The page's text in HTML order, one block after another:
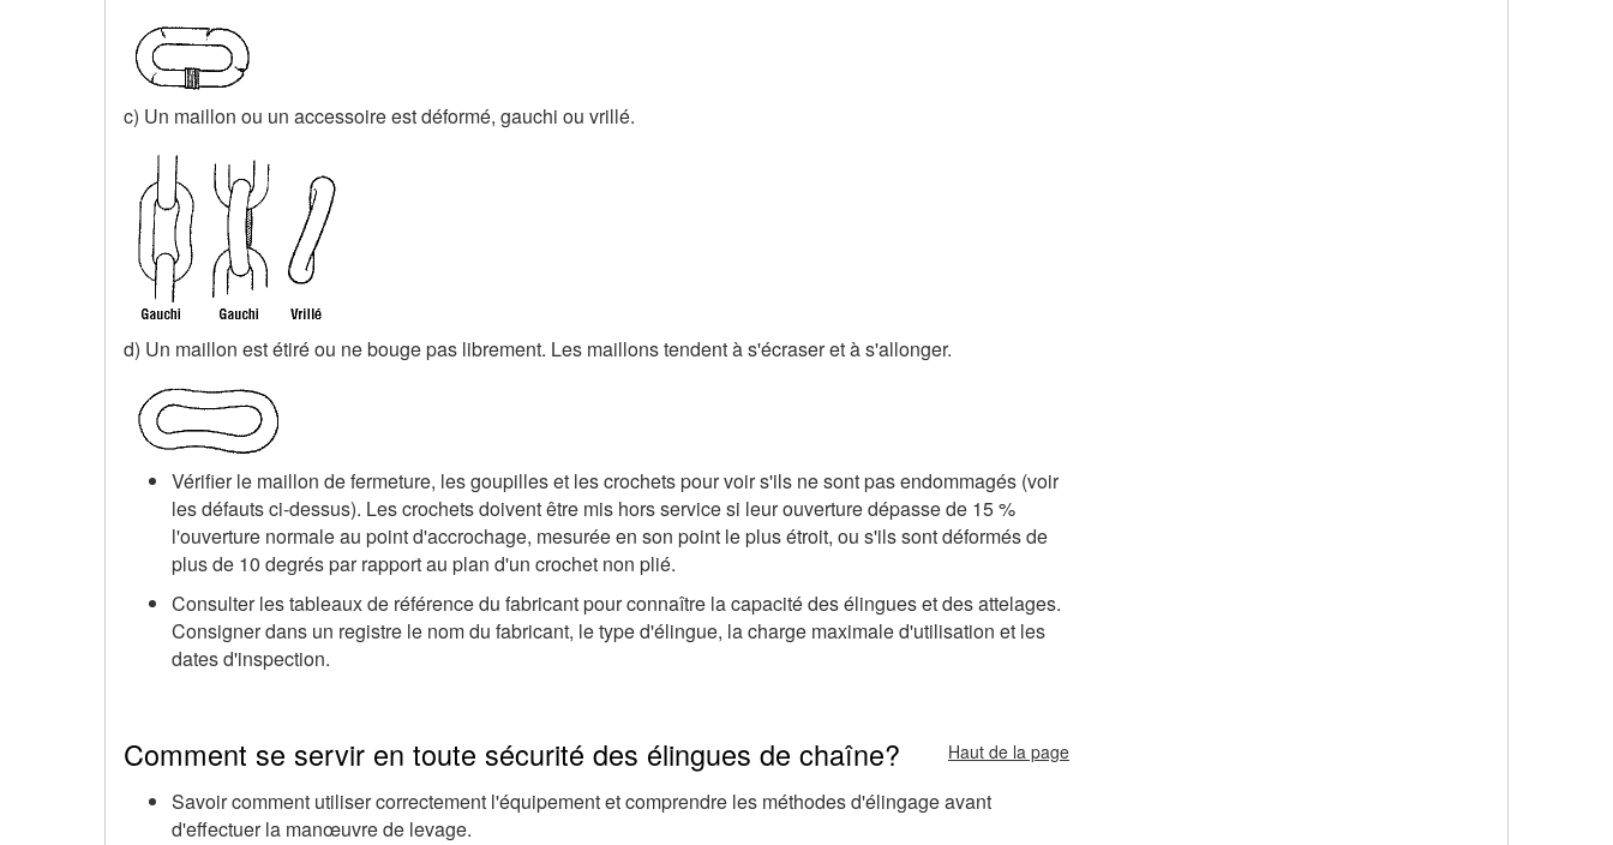
c) Un maillon ou un accessoire est déformé, gauchi ou vrillé.
d) Un maillon est étiré ou ne bouge pas librement. Les maillons tendent à s'écraser et à s'allonger.
Vérifier le maillon de fermeture, les goupilles et les crochets pour voir s'ils ne sont pas endommagés (voir
les défauts ci-dessus). Les crochets doivent être mis hors service si leur ouverture dépasse de 15 %
l'ouverture normale au point d'accrochage, mesurée en son point le plus étroit, ou s'ils sont déformés de
plus de 10 degrés par rapport au plan d'un crochet non plié.
Consulter les tableaux de référence du fabricant pour connaître la capacité des élingues et des attelages.
Consigner dans un registre le nom du fabricant, le type d'élingue, la charge maximale d'utilisation et les
dates d'inspection.
Comment se servir en toute sécurité des élingues de chaîne? Haut de la page
Savoir comment utiliser correctement l'équipement et comprendre les méthodes d'élingage avant
d'effectuer la manœuvre de levage.